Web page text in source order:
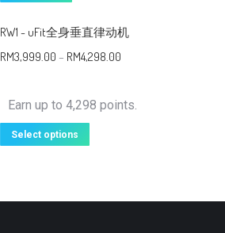
RW1 - uFit全身垂直律动机
RM3,999.00 – RM4,298.00
Earn up to 4,298 points.
Select options